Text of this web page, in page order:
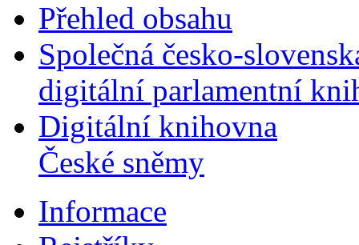
Přehled obsahu
Společná česko-
digitální parlamentní
Digitální knihovna
České sněmy
Informace